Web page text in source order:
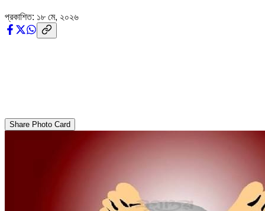
প্রকাশিত: ১৮ মে, ২০২৬
Share Photo Card